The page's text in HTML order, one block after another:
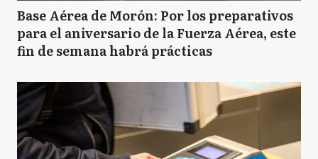
Base Aérea de Morón: Por los preparativos
para el aniversario de la Fuerza Aérea, este
fin de semana habrá prácticas